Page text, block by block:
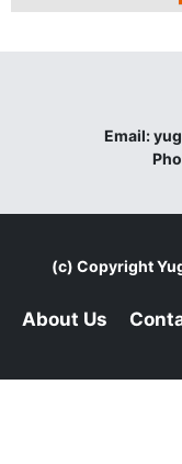
Email:
(c) Copyright
About Us